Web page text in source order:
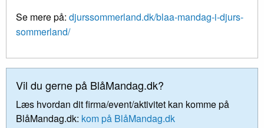
Se mere på: djurssommerland.dk/blaa-mandag-i-djurs-
sommerland/
Vil du gerne på BlåMandag.dk?
Læs hvordan dit firma/event/aktivitet kan komme på
BlåMandag.dk: kom på BlåMandag.dk